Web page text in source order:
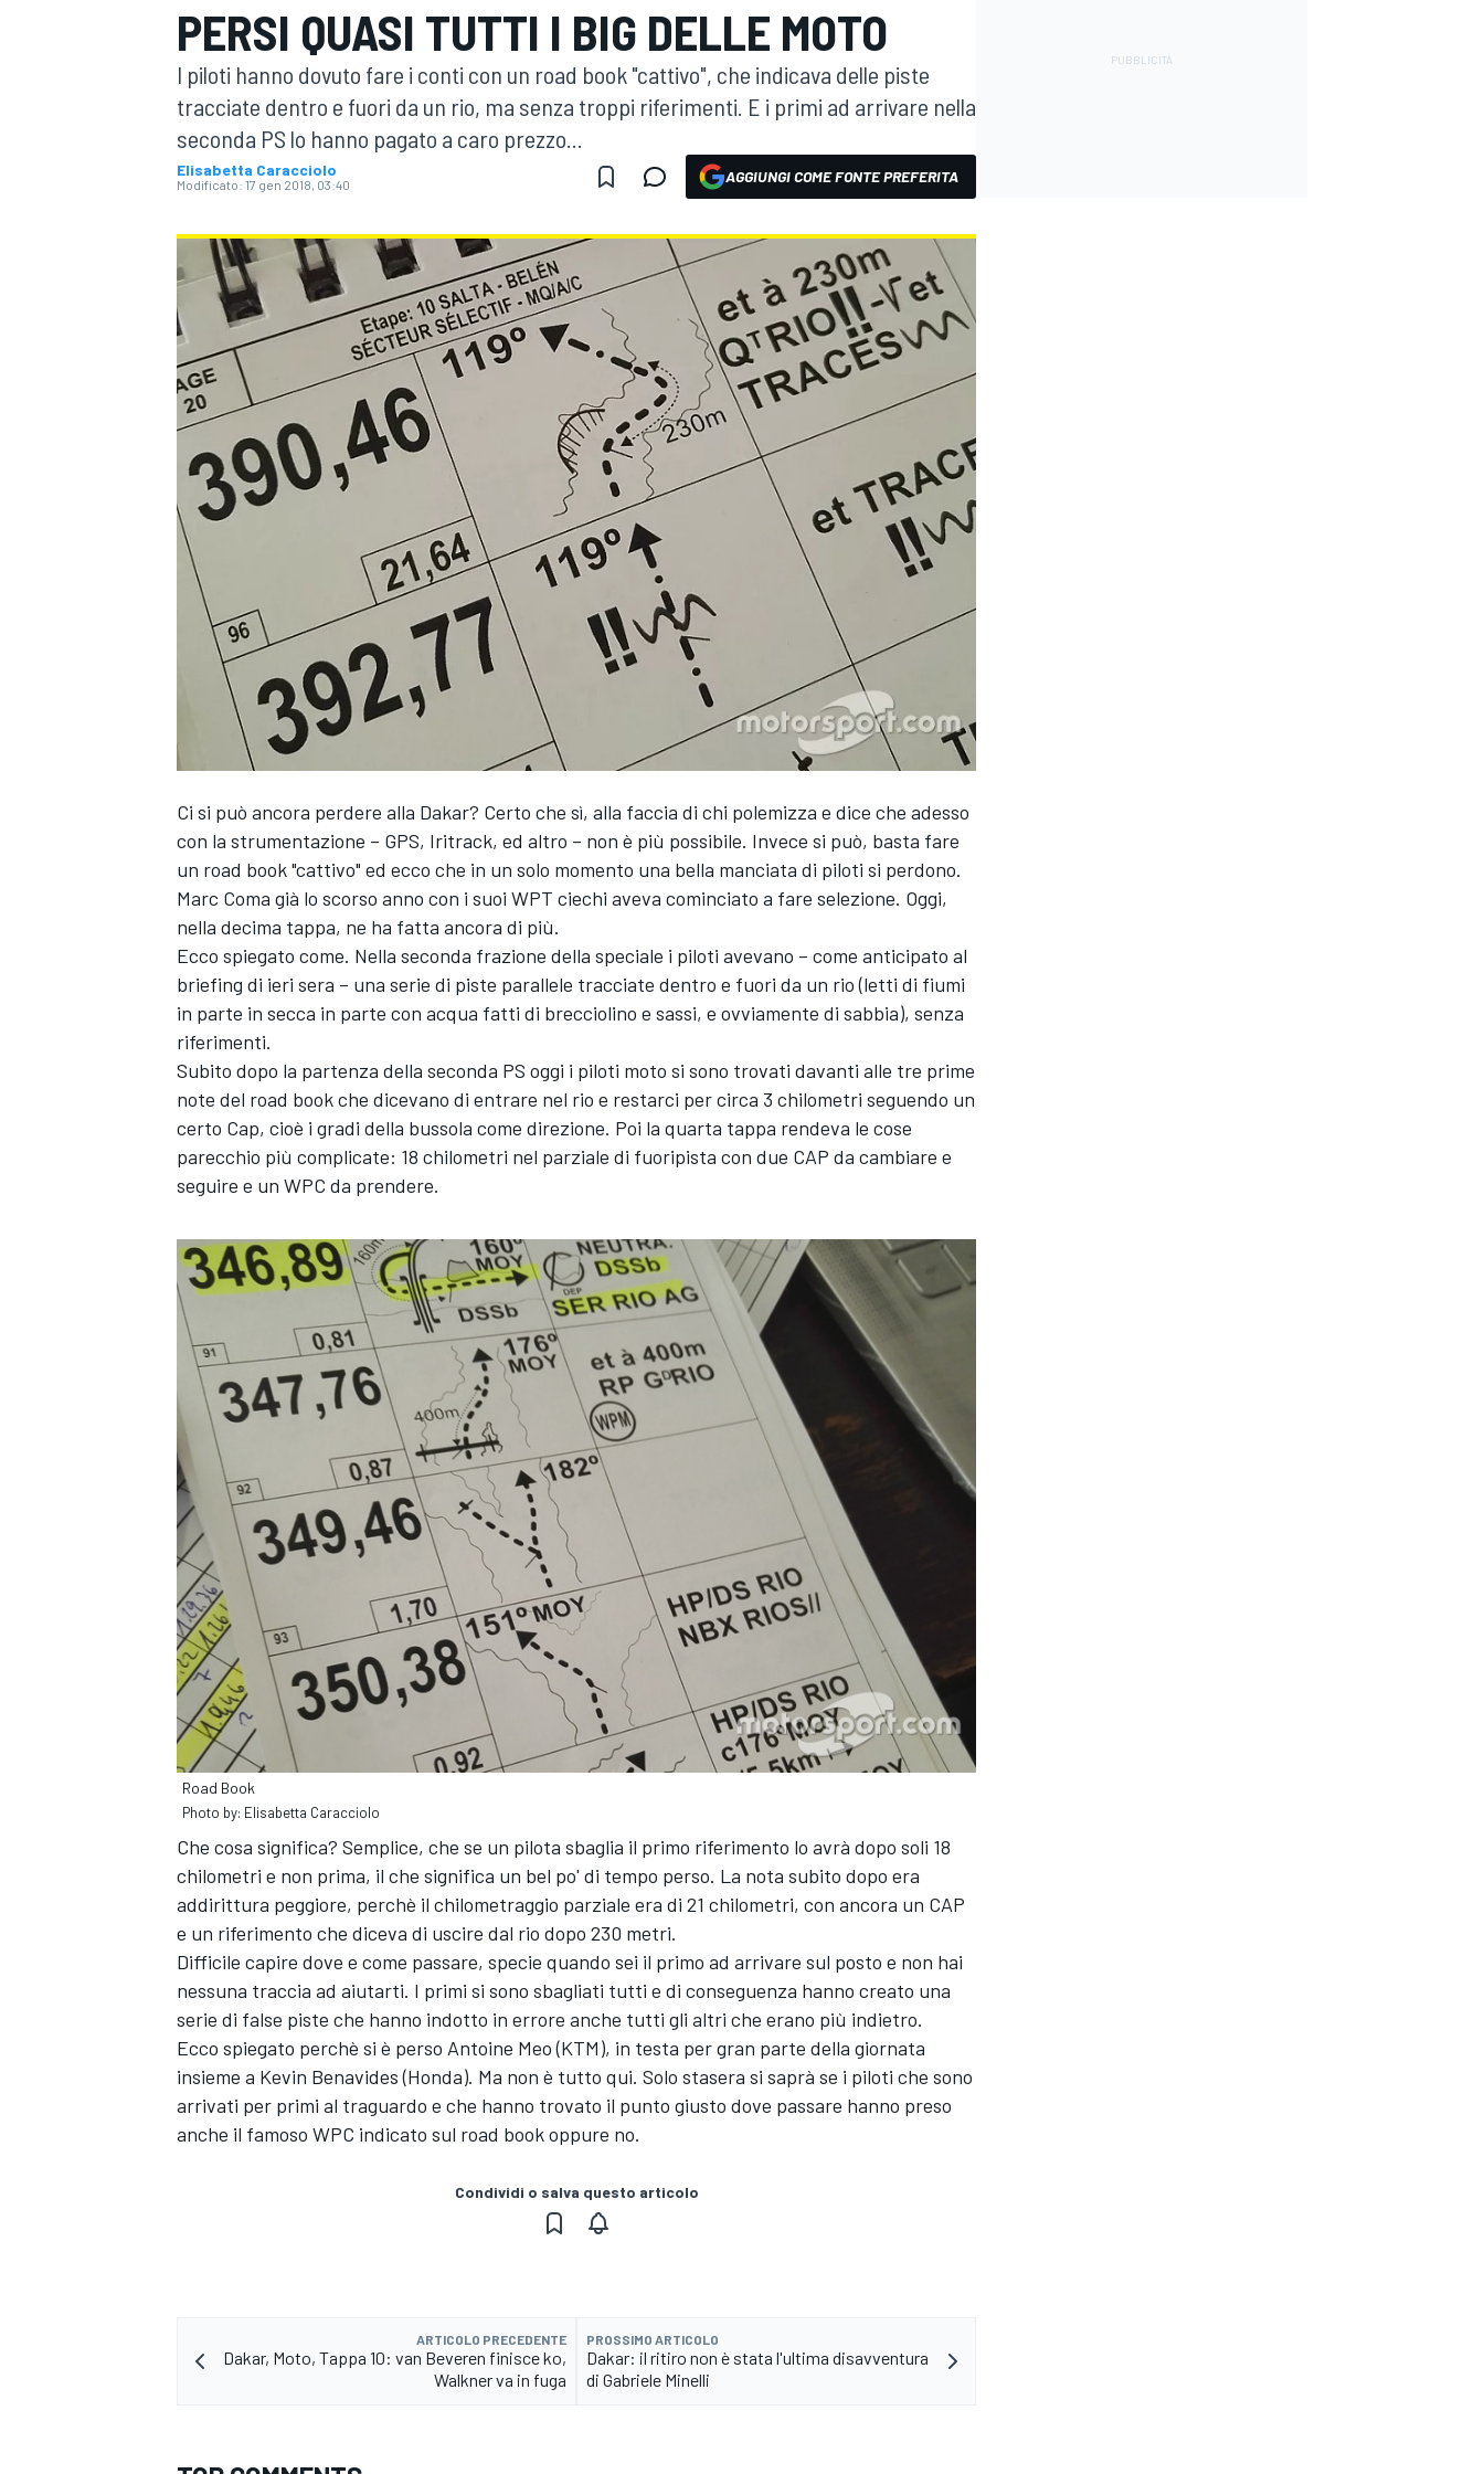
MOTOGP WEC
WRC
MONOPOSTO
ENDURANCE/GT
PERSI QUASI TUTTI I BIG DELLE MOTO
I piloti hanno dovuto fare i conti con un road book "cattivo", che indicava delle piste
tracciate dentro e fuori da un rio, ma senza troppi riferimenti. E i primi ad arrivare nella
seconda PS lo hanno pagato a caro prezzo...
Elisabetta Caracciolo
Modificato: 17 gen 2018, 03:40 AGGIUNGI COME FONTE PREFERITA
Ci si può ancora perdere alla Dakar? Certo che sì, alla faccia di chi polemizza e dice che adesso
con la strumentazione – GPS, Iritrack, ed altro – non è più possibile. Invece si può, basta fare
un road book "cattivo" ed ecco che in un solo momento una bella manciata di piloti si perdono.
Marc Coma già lo scorso anno con i suoi WPT ciechi aveva cominciato a fare selezione. Oggi,
nella decima tappa, ne ha fatta ancora di più.
Ecco spiegato come. Nella seconda frazione della speciale i piloti avevano – come anticipato al
briefing di ieri sera – una serie di piste parallele tracciate dentro e fuori da un rio (letti di fiumi
in parte in secca in parte con acqua fatti di brecciolino e sassi, e ovviamente di sabbia), senza
riferimenti.
Subito dopo la partenza della seconda PS oggi i piloti moto si sono trovati davanti alle tre prime
note del road book che dicevano di entrare nel rio e restarci per circa 3 chilometri seguendo un
certo Cap, cioè i gradi della bussola come direzione. Poi la quarta tappa rendeva le cose
parecchio più complicate: 18 chilometri nel parziale di fuoripista con due CAP da cambiare e
seguire e un WPC da prendere.
Road Book
Photo by: Elisabetta Caracciolo
Che cosa significa? Semplice, che se un pilota sbaglia il primo riferimento lo avrà dopo soli 18
chilometri e non prima, il che significa un bel po' di tempo perso. La nota subito dopo era
addirittura peggiore, perchè il chilometraggio parziale era di 21 chilometri, con ancora un CAP
e un riferimento che diceva di uscire dal rio dopo 230 metri.
Difficile capire dove e come passare, specie quando sei il primo ad arrivare sul posto e non hai
nessuna traccia ad aiutarti. I primi si sono sbagliati tutti e di conseguenza hanno creato una
serie di false piste che hanno indotto in errore anche tutti gli altri che erano più indietro.
Ecco spiegato perchè si è perso Antoine Meo (KTM), in testa per gran parte della giornata
insieme a Kevin Benavides (Honda). Ma non è tutto qui. Solo stasera si saprà se i piloti che sono
arrivati per primi al traguardo e che hanno trovato il punto giusto dove passare hanno preso
anche il famoso WPC indicato sul road book oppure no.
Condividi o salva questo articolo
ARTICOLO PRECEDENTE
Dakar, Moto, Tappa 10: van Beveren finisce ko,
Walkner va in fuga
PROSSIMO ARTICOLO
Dakar: il ritiro non è stata l'ultima disavventura
di Gabriele Minelli